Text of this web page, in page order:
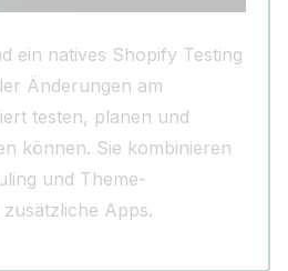
ein natives Shopify Testing
Änderungen am
testen, planen und
können. Sie kombinieren
und Theme-
Apps.